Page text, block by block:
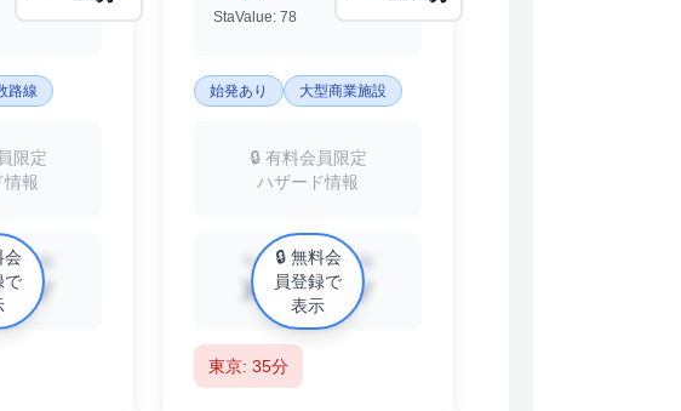
路線
限定
情報
ン相場
/㎡
会
で
StaValue: 78
始発あり 大型商業施設
🔒 有料会員限定
ハザード情報
中古マンション相場
XX万円/㎡
🔒 無料会
員登録で
表示
東京: 35分